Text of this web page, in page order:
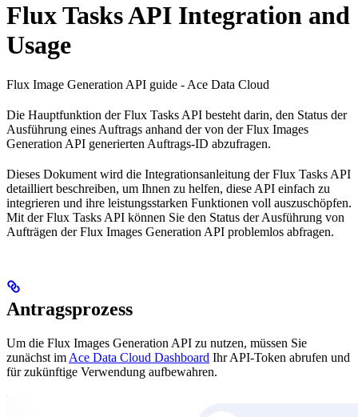
Flux Tasks API Integration and
Usage
Flux Image Generation API guide - Ace Data Cloud
Die Hauptfunktion der Flux Tasks API besteht darin, den Status der
Ausführung eines Auftrags anhand der von der Flux Images
Generation API generierten Auftrags-ID abzufragen.
Dieses Dokument wird die Integrationsanleitung der Flux Tasks API
detailliert beschreiben, um Ihnen zu helfen, diese API einfach zu
integrieren und ihre leistungsstarken Funktionen voll auszuschöpfen.
Mit der Flux Tasks API können Sie den Status der Ausführung von
Aufträgen der Flux Images Generation API problemlos abfragen.
Antragsprozess
Um die Flux Images Generation API zu nutzen, müssen Sie
zunächst im Ace Data Cloud Dashboard Ihr API-Token abrufen und
für zukünftige Verwendung aufbewahren.